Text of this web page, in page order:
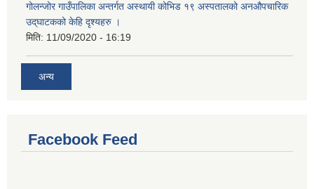
गोलन्जोर गाउँपालिका अन्तर्गत अस्थायी कोभिड १९ अस्पतालको अनऔपचारिक
उद्‌घाटकको केहि दृश्यहरु ।
मिति: 11/09/2020 - 16:19
अन्य
Facebook Feed